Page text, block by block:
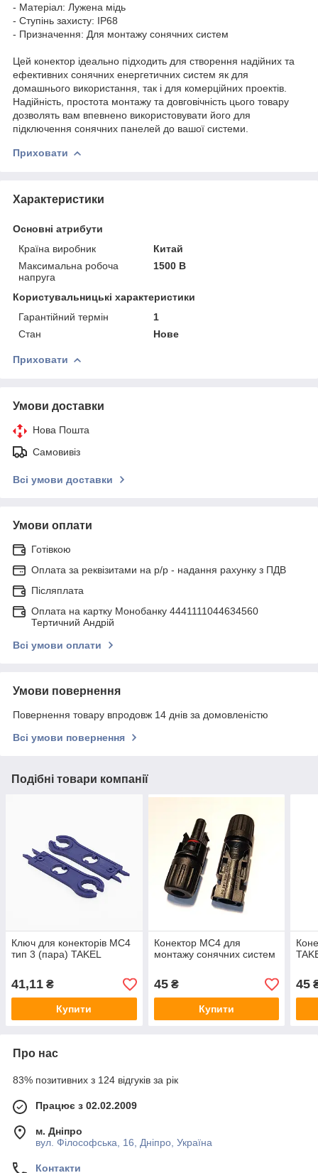
- Матеріал: Лужена мідь
- Ступінь захисту: IP68
- Призначення: Для монтажу сонячних систем
Цей конектор ідеально підходить для створення надійних та
ефективних сонячних енергетичних систем як для
домашнього використання, так і для комерційних проектів.
Надійність, простота монтажу та довговічність цього товару
дозволять вам впевнено використовувати його для
підключення сонячних панелей до вашої системи.
Приховати
Характеристики
Основні атрибути
Країна виробник
Китай
Максимальна робоча
напруга
1500 В
Користувальницькі характеристики
Гарантійний термін
1
Стан
Нове
Приховати
Умови доставки
Нова Пошта
Самовивіз
Всі умови доставки
Умови оплати
Готівкою
Оплата за реквізитами на р/р - надання рахунку з ПДВ
Післяплата
Оплата на картку Монобанку 4441111044634560
Тертичний Андрій
Всі умови оплати
Умови повернення
Повернення товару впродовж 14 днів за домовленістю
Всі умови повернення
Подібні товари компанії
Ключ для конекторів MC4
тип 3 (пара) TAKEL
41,11 ₴
Купити
Конектор MC4 для
монтажу сонячних систем
45₴
Купити
45
Про нас
83% позитивних з 124 відгуків за рік
Працює з 02.02.2009
м. Дніпро
вул. Філософська, 16, Дніпро, Україна
Контакти